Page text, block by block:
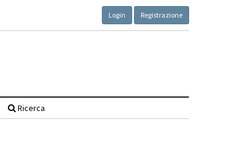
Login Registrazione
Ricerca